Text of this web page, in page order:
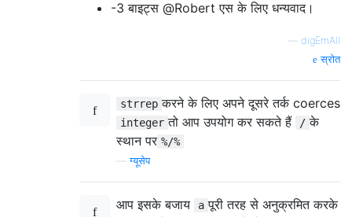
-3 बाइट्स @Robert एस के लिए धन्यवाद।
digEmAll
स्रोत
strrep करने के लिए अपने दूसरे तर्क coerces
integer तो आप उपयोग कर सकते हैं / के
स्थान पर %/%
—ग्यूसेप
आप इसके बजाय a पूरी तरह से अनुक्रमित करके